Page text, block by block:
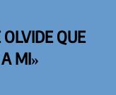
QUE
MI»